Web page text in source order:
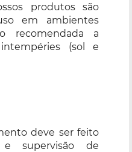
produtos são
em ambientes
recomendada a
(sol e
deve ser feito
supervisão de